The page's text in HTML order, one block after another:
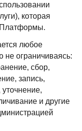
которая
Платформы.
любое
не ограничиваясь:
сбор,
запись,
и другие